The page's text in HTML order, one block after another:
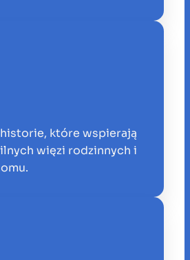
które wspierają
więzi rodzinnych i